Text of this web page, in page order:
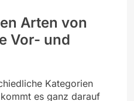
Arten von
Vor- und
Kategorien
es ganz darauf